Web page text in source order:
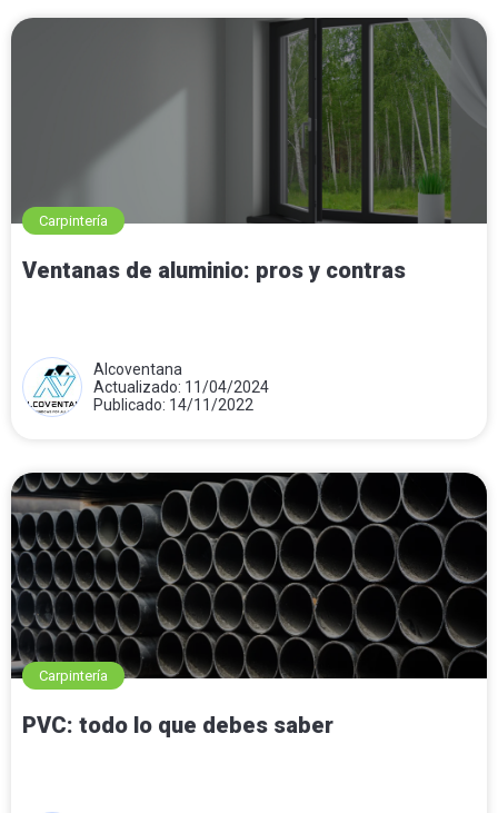
Carpintería
Ventanas de aluminio: pros y contras
Alcoventana
Actualizado: 11/04/2024
Publicado: 14/11/2022
Carpintería
PVC: todo lo que debes saber